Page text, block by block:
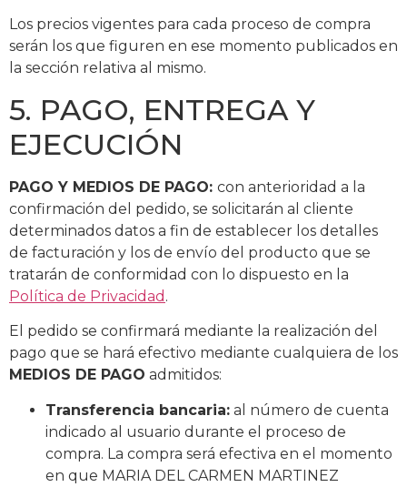
Los precios vigentes para cada proceso de compra
serán los que figuren en ese momento publicados en
la sección relativa al mismo.
5. PAGO, ENTREGA Y
EJECUCIÓN
PAGO Y MEDIOS DE PAGO: con anterioridad a la
confirmación del pedido, se solicitarán al cliente
determinados datos a fin de establecer los detalles
de facturación y los de envío del producto que se
tratarán de conformidad con lo dispuesto en la
Política de Privacidad .
El pedido se confirmará mediante la realización del
pago que se hará efectivo mediante cualquiera de los
MEDIOS DE PAGO admitidos:
Transferencia bancaria: al número de cuenta
indicado al usuario durante el proceso de
compra. La compra será efectiva en el momento
en que MARIA DEL CARMEN MARTINEZ